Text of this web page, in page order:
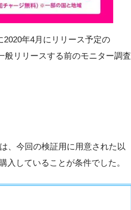
年4月にリリース予定の
般リリースする前のモニター調査
、今回の検証用に用意された以
入していることが条件でした。